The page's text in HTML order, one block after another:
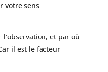
votre sens
et par où
il est le facteur